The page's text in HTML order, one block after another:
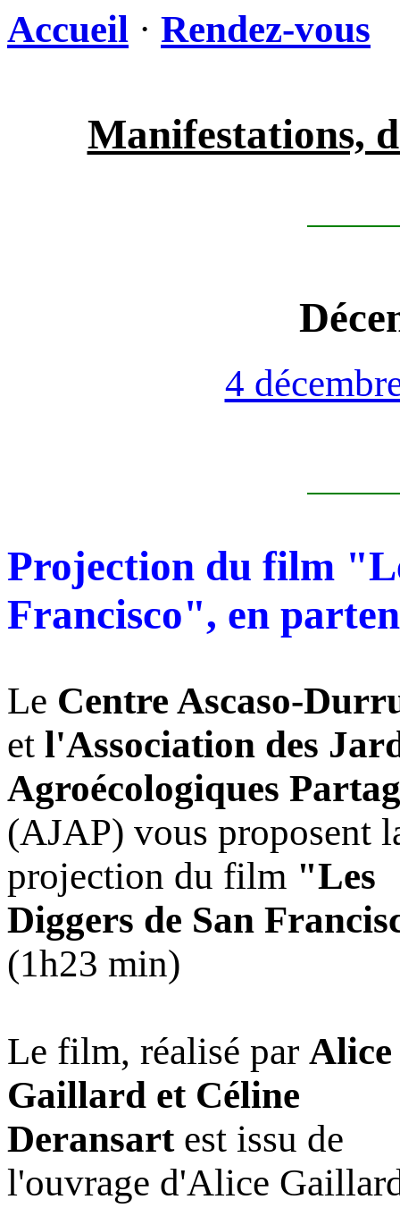
Accueil · Rendez-vous
Manifestations,
4
Projection du film
Francisco", en
Le Centre Ascaso-
et l'Association des
Agroécologiques
(AJAP) vous proposent
projection du film "Les
Diggers de San
(1h23 min)
Le film, réalisé par Alice
Gaillard et Céline
Deransartest issu de
l'ouvrage d'Alice